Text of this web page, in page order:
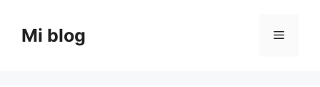
contenido
Mi blog Menú